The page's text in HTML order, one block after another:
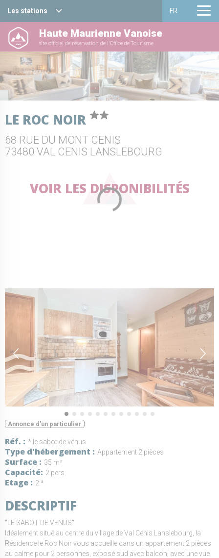
Les stations
Haute Maurienne Vanoise
Valfréjus
La Norma
Aussois
Val Cenis
Bessans
FR
Français
English
Haute Maurienne Vanoise
site officiel de réservation de l'Office de Tourisme
Annonce d'un particulier
Réf. * le sabot de vénus
Type d'hébergement Appartement 2 pièces
Surface 35 m²
Capacité 2 pers.
Etage 2.ª
DESCRIPTIF
"LE SABOT DE VENUS"
Idéalement situé au centre du village de Val Cenis Lanslebourg, la
Résidence le Roc Noir vous accueille dans un appartement 2 pièces
au calme pour 2 personnes, exposé sud avec balcon, avec une vue
LE ROC NOIR
68 RUE DU MONT CENIS
73480 VAL CENIS LANSLEBOURG
VOIR LES DISPONIBILITÉS